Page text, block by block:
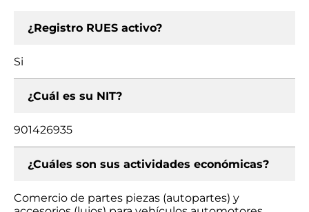
¿Registro RUES activo?
Si
¿Cuál es su NIT?
901426935
¿Cuáles son sus actividades económicas?
Comercio de partes piezas (autopartes) y